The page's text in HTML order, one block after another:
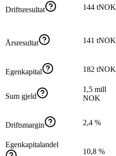
Driftsresultat 144 tNOK
Årsresultat 141 tNOK
Egenkapital 182 tNOK
Sum gjeld
1,5 mill
NOK
Driftsmargin 2,4 %
Egenkapitalandel
10,8 %